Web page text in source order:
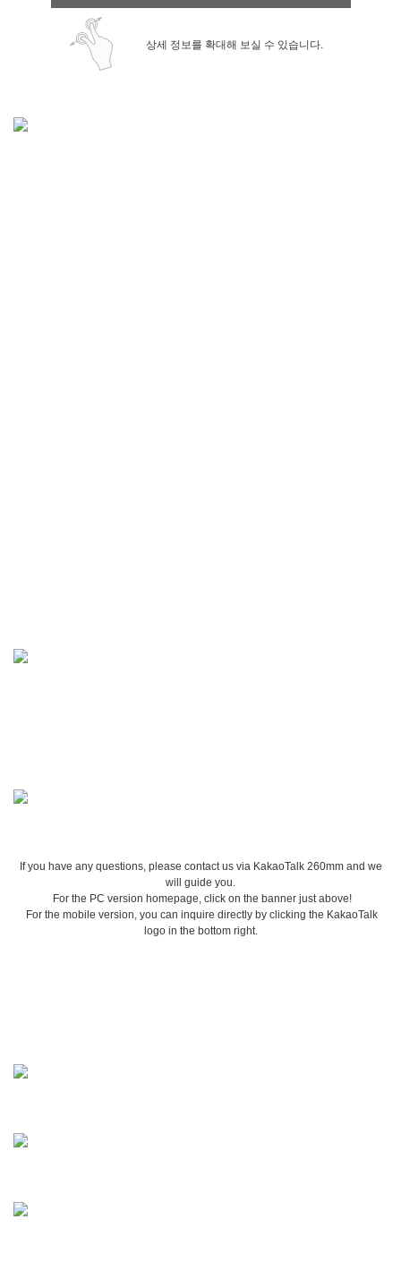
상세 정보를 확대해 보실 수 있습니다.
If you have any questions, please contact us via KakaoTalk 260mm and we
will guide you.
For the PC version homepage, click on the banner just above!
For the mobile version, you can inquire directly by clicking the KakaoTalk
logo in the bottom right.